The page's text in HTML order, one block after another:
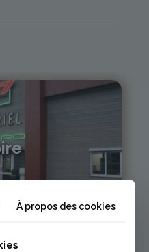
sa.fr
À propos des cookies